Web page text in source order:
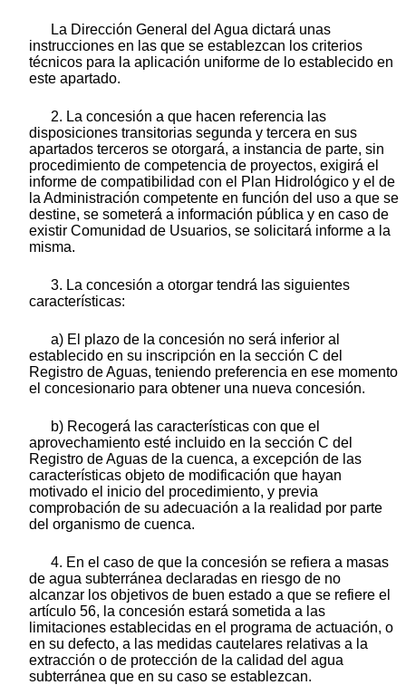
La Dirección General del Agua dictará unas
instrucciones en las que se establezcan los criterios
técnicos para la aplicación uniforme de lo establecido en
este apartado.
2. La concesión a que hacen referencia las
disposiciones transitorias segunda y tercera en sus
apartados terceros se otorgará, a instancia de parte, sin
procedimiento de competencia de proyectos, exigirá el
informe de compatibilidad con el Plan Hidrológico y el de
la Administración competente en función del uso a que se
destine, se someterá a información pública y en caso de
existir Comunidad de Usuarios, se solicitará informe a la
misma.
3. La concesión a otorgar tendrá las siguientes
características:
a) El plazo de la concesión no será inferior al
establecido en su inscripción en la sección C del
Registro de Aguas, teniendo preferencia en ese momento
el concesionario para obtener una nueva concesión.
b) Recogerá las características con que el
aprovechamiento esté incluido en la sección C del
Registro de Aguas de la cuenca, a excepción de las
características objeto de modificación que hayan
motivado el inicio del procedimiento, y previa
comprobación de su adecuación a la realidad por parte
del organismo de cuenca.
4. En el caso de que la concesión se refiera a masas
de agua subterránea declaradas en riesgo de no
alcanzar los objetivos de buen estado a que se refiere el
artículo 56, la concesión estará sometida a las
limitaciones establecidas en el programa de actuación, o
en su defecto, a las medidas cautelares relativas a la
extracción o de protección de la calidad del agua
subterránea que en su caso se establezcan.